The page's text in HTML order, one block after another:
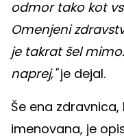
odmor tako kot
Omenjeni
je takrat šel
naprej,"je dejal.
Še ena
imenovana, je